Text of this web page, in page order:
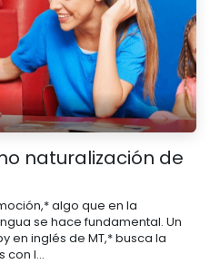
naturalización de
algo que en la
se hace fundamental. Un
en inglés de MT,* busca la
con l...